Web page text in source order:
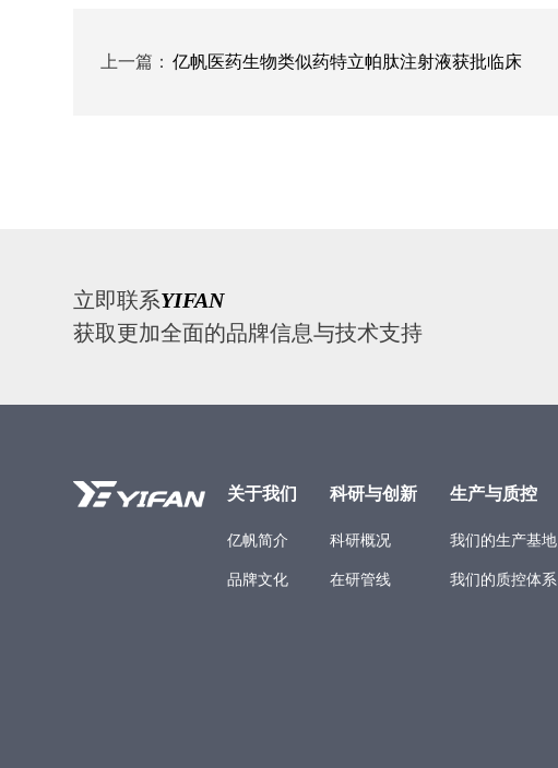
上一篇： 亿帆医药生物类似药特立帕肽注射液获批临床
立即联系YIFAN
获取更加全面的品牌信息与技术支持
关于我们
亿帆简介
品牌文化
科研与创新
科研概况
在研管线
生产与质控
我们的生产基地
我们的质控体系